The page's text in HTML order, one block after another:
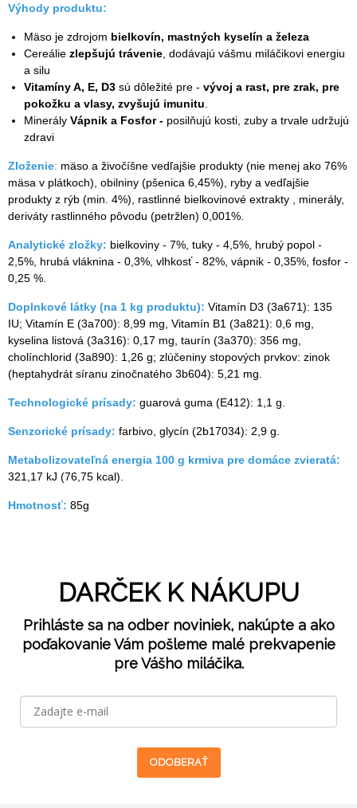
Výhody produktu:
Mäso je zdrojom bielkovín, mastných kyselín a železa
Cereálie zlepšujú trávenie , dodávajú vášmu miláčikovi energiu
a silu
Vitamíny A, E, D3 sú dôležité pre - vývoj a rast, pre zrak, pre
pokožku a vlasy, zvyšujú imunitu
Minerály Vápnik a Fosfor - posilňujú kosti, zuby a trvale udržujú
zdravi
Zloženie: mäso a živočíšne vedľajšie produkty (nie menej ako 76%
mäsa v plátkoch), obilniny (pšenica 6,45%), ryby a vedľajšie
produkty z rýb (min. 4%), rastlinné bielkovinové extrakty , minerály,
deriváty rastlinného pôvodu (petržlen) 0,001%.
Analytické zložky: bielkoviny - 7%, tuky - 4,5%, hrubý popol -
2,5%, hrubá vláknina - 0,3%, vlhkosť - 82%, vápnik - 0,35%, fosfor -
0,25 %.
Doplnkové látky (na 1 kg produktu): Vitamín D3 (3а671): 135
IU; Vitamín E (3а700): 8,99 mg, Vitamín B1 (3а821): 0,6 mg,
kyselina listová (3а316): 0,17 mg, taurín (3а370): 356 mg,
cholínchlorid (3а890): 1,26 g; zlúčeniny stopových prvkov: zinok
(heptahydrát síranu zinočnatého 3b604): 5,21 mg.
Technologické prísady: guarová guma (E412): 1,1 g.
Senzorické prísady: farbivo, glycín (2b17034): 2,9 g.
Metabolizovateľná energia 100 g krmiva pre domáce zvieratá:
321,17 kJ (76,75 kcal).
Hmotnosť: 85g
DARČEK K NÁKUPU
Prihláste sa na odber noviniek, nakúpte a ako
poďakovanie Vám pošleme malé prekvapenie
pre Vášho miláčika.
ODOBERAŤ